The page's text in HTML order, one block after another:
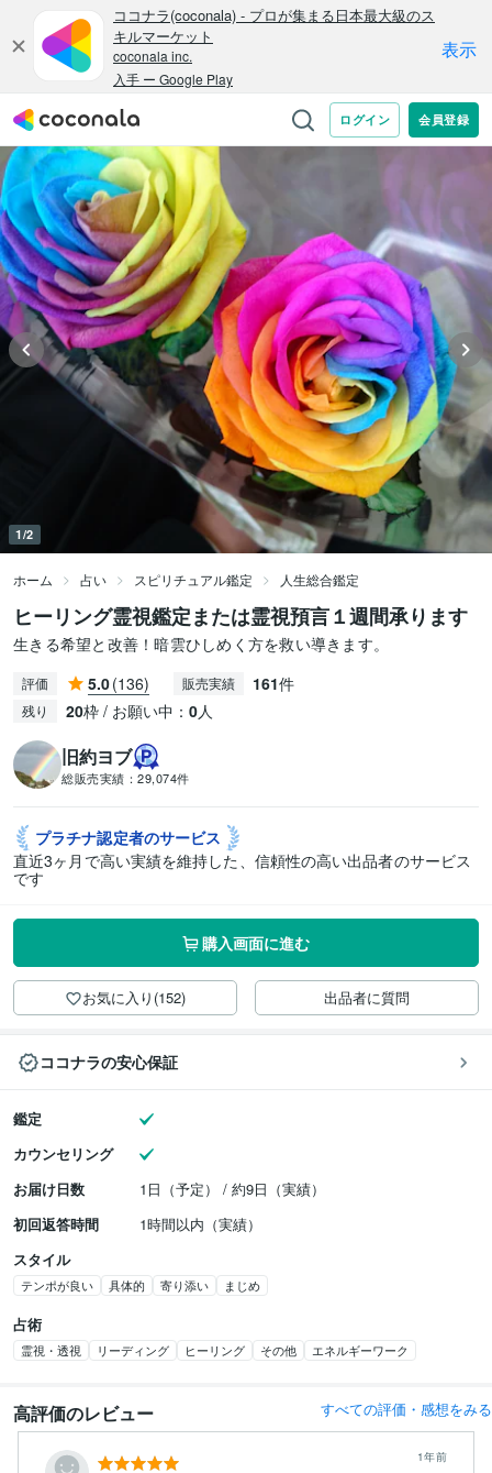
1/2
ホーム 占い スピリチュアル鑑定 人生総合鑑定
ヒーリング霊視鑑定または霊視預言１週間承ります
生きる希望と改善！暗雲ひしめく方を救い導きます。
評価 5.0(136) 販売実績 161件
残り 20枠 / お願い中： 0人
旧約ヨブ
総販売実績： 29,074件
プラチナ認定者のサービス
直近3ヶ月で高い実績を維持した、信頼性の高い出品者のサービス
です
購入画面に進む
お気に入り(152) 出品者に質問
ココナラの安心保証
鑑定
カウンセリング
お届け日数
1日（予定） / 約9日（実績）
初回返答時間
1時間以内（実績）
スタイル
テンポが良い 具体的 寄り添い まじめ
占術
霊視・透視 リーディング ヒーリング その他 エネルギーワーク
高評価のレビュー すべての評価・感想をみる
1年前